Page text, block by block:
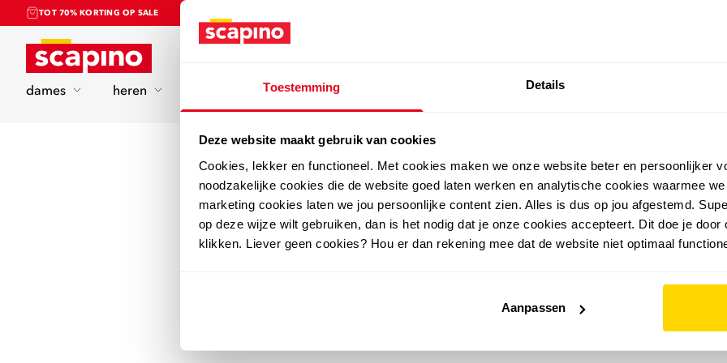
Toestemming Details
Deze website maakt gebruik van cookies
Cookies, lekker en functioneel. Met cookies maken we onze website beter en persoonlijker
noodzakelijke cookies die de website goed laten werken en analytische cookies waarmee
marketing cookies laten we jou persoonlijke content zien. Alles is dus op jou afgestemd.
op deze wijze wilt gebruiken, dan is het nodig dat je onze cookies accepteert. Dit doe je door
klikken. Liever geen cookies? Hou er dan rekening mee dat de website niet optimaal
Aanpassen
TOT 70% KORTING OP SALE
Home
dames heren sport merken